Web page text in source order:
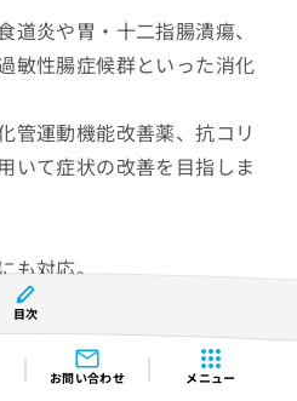
お問い合わせ メニュー
炎や胃・十二指腸潰瘍、
敏性腸症候群といった消化
管運動機能改善薬、抗コリ
いて症状の改善を目指しま
も対応。
法といった内視鏡を使う検
呼気試験などの内視鏡を使
目次